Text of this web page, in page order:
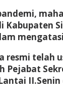
Kabupaten
resmi telah
Pejabat
II.Senin